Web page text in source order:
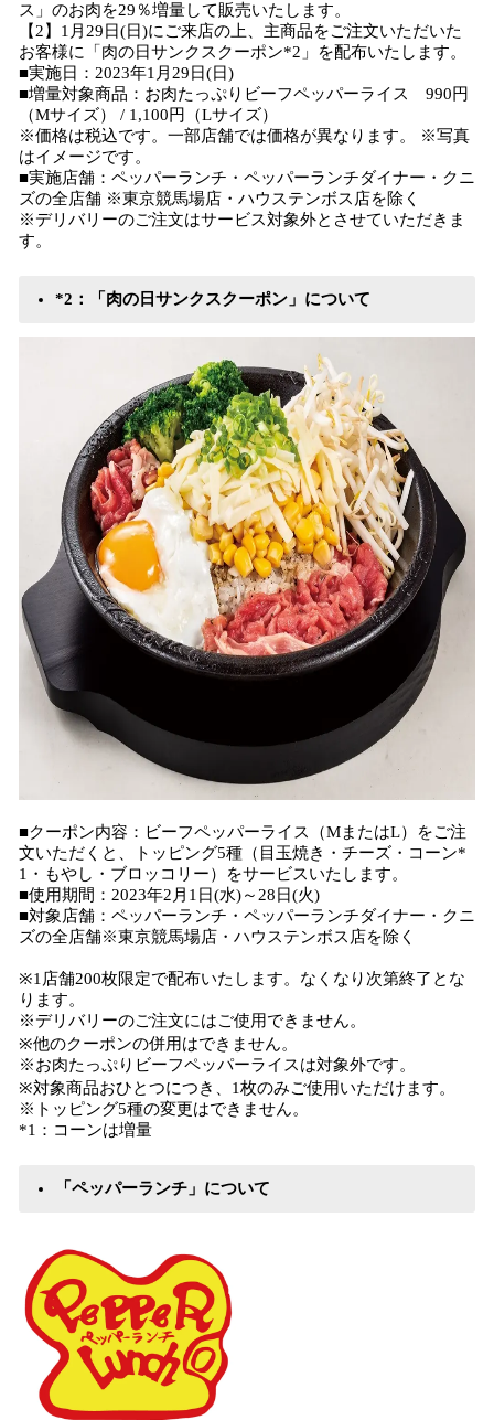
ス」のお肉を29％増量して販売いたします。
【2】1月29日(日)にご来店の上、主商品をご注文いただいた
お客様に「肉の日サンクスクーポン*2」を配布いたします。
■実施日：2023年1月29日(日)
■増量対象商品：お肉たっぷりビーフペッパーライス 990円
（Mサイズ） / 1,100円（Lサイズ）
※価格は税込です。一部店舗では価格が異なります。 ※写真
はイメージです。
■実施店舗：ペッパーランチ・ペッパーランチダイナー・クニ
ズの全店舗 ※東京競馬場店・ハウステンボス店を除く
※デリバリーのご注文はサービス対象外とさせていただきま
す。
*2：「肉の日サンクスクーポン」について
■クーポン内容：ビーフペッパーライス（MまたはL）をご注
文いただくと、トッピング5種（目玉焼き・チーズ・コーン*
1・もやし・ブロッコリー）をサービスいたします。
■使用期間：2023年2月1日(水)～28日(火)
■対象店舗：ペッパーランチ・ペッパーランチダイナー・クニ
ズの全店舗※東京競馬場店・ハウステンボス店を除く
※1店舗200枚限定で配布いたします。なくなり次第終了とな
ります。
※デリバリーのご注文にはご使用できません。
※他のクーポンの併用はできません。
※お肉たっぷりビーフペッパーライスは対象外です。
※対象商品おひとつにつき、1枚のみご使用いただけます。
※トッピング5種の変更はできません。
*1：コーンは増量
「ペッパーランチ」について